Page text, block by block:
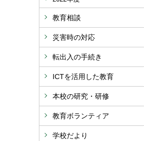
教育相談
災害時の対応
転出入の手続き
ICTを活用した教育
本校の研究・研修
教育ボランティア
学校だより